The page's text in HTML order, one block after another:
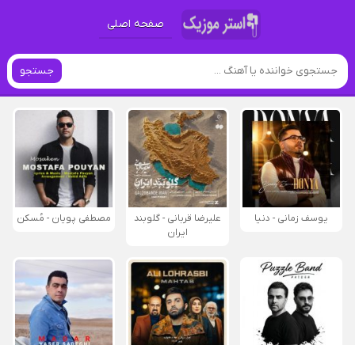
صفحه اصلی
جستجو
یوسف زمانی - دنیا
علیرضا قربانی - گلوبند
ایران
مصطفی پویان - مُسکن